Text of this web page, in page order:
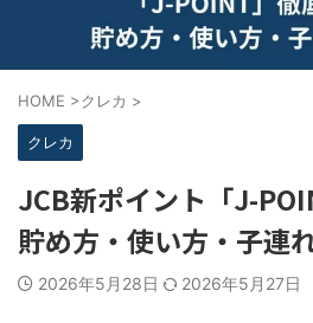
HOME >クレカ >
クレカ
JCB新ポイント「J-
貯め方・使い方・子連
2026年5月28日 2026年5月27日